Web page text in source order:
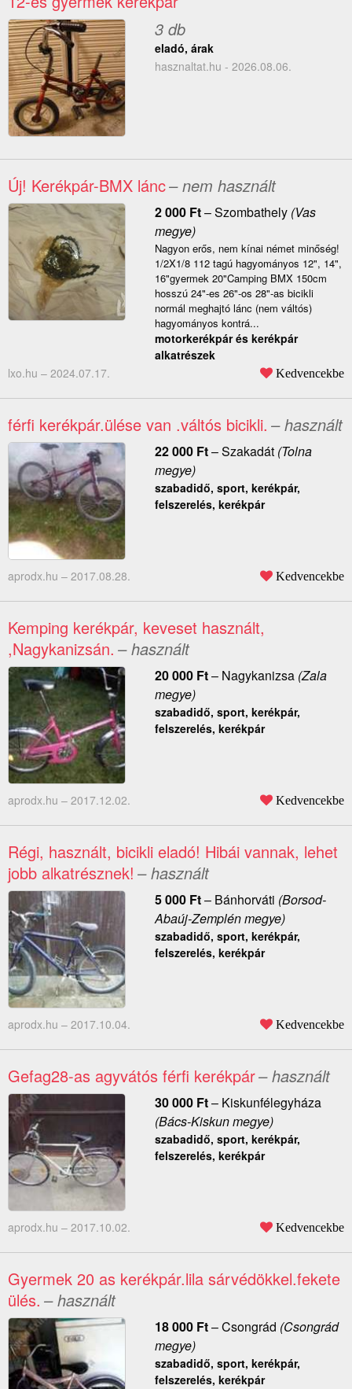
3 db
eladó, árak
hasznaltat.hu - 2026.08.06.
Új! Kerékpár-BMX lánc– nem használt
2 000 Ft–Szombathely(Vas
megye)
Nagyon erős, nem kínai német minőség!
1/2X1/8 112 tagú hagyományos 12", 14",
16"gyermek 20"Camping BMX 150cm
hosszú 24"-es 26"-os 28"-as bicikli
normál meghajtó lánc (nem váltós)
hagyományos kontrá...
motorkerékpár és kerékpár
alkatrészek
lxo.hu – 2024.07.17. Kedvencekbe
férfi kerékpár.ülése van .váltós bicikli. – használt
22 000 Ft–Szakadát(Tolna
megye)
szabadidő, sport, kerékpár,
felszerelés, kerékpár
aprodx.hu – 2017.08.28. Kedvencekbe
Kemping kerékpár, keveset használt,
,Nagykanizsán. – használt
20 000 Ft– Nagykanizsa(Zala
megye)
szabadidő, sport, kerékpár,
felszerelés, kerékpár
aprodx.hu – 2017.12.02. Kedvencekbe
Régi, használt, bicikli eladó! Hibái vannak, lehet
jobb alkatrésznek! – használt
5 000 Ft– Bánhorváti (Borsod-
Abaúj-Zemplén megye)
szabadidő, sport, kerékpár,
felszerelés, kerékpár
aprodx.hu – 2017.10.04. Kedvencekbe
Gefag28-as agyvátós férfi kerékpár– használt
30 000 Ft– Kiskunfélegyháza
(Bács-Kiskun megye)
szabadidő, sport, kerékpár,
felszerelés, kerékpár
aprodx.hu – 2017.10.02. Kedvencekbe
Gyermek 20 as kerékpár.lila sárvédökkel.fekete
ülés. – használt
18 000 Ft–Csongrád (Csongrád
megye)
szabadidő, sport, kerékpár,
felszerelés, kerékpár